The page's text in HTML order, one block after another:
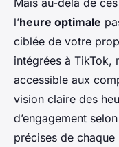
l’heure optimale
ciblée de votre
intégrées à TikTok,
accessible aux
vision claire des
d’engagement
précises de